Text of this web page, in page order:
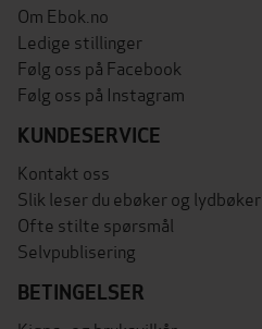
Om Ebok.no
Ledige stillinger
Følg oss på Facebook
Følg oss på Instagram
KUNDESERVICE
Kontakt oss
Slik leser du ebøker og lydbøker
Ofte stilte spørsmål
Selvpublisering
BETINGELSER